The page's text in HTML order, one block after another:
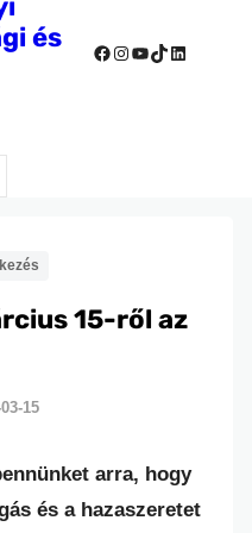
és
Facebook
Instagram
YouTube
TikTok
LinkedIn
15-ről az
15
arra, hogy
és a hazaszeretet